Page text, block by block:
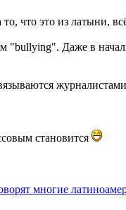
что это из латыни,
"bullying". Даже в
становится
многие